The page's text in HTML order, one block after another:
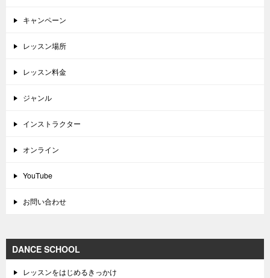
キャンペーン
レッスン場所
レッスン料金
ジャンル
インストラクター
オンライン
YouTube
お問い合わせ
DANCE SCHOOL
レッスンをはじめるきっかけ